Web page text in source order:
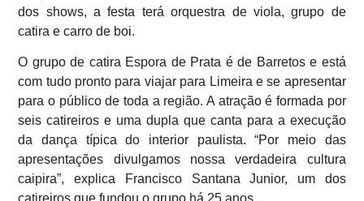
dos shows, a festa terá orquestra de viola, grupo de
catira e carro de boi.
O grupo de catira Espora de Prata é de Barretos e está
com tudo pronto para viajar para Limeira e se apresentar
para o público de toda a região. A atração é formada por
seis catireiros e uma dupla que canta para a execução
da dança típica do interior paulista. “Por meio das
apresentações divulgamos nossa verdadeira cultura
caipira”, explica Francisco Santana Junior, um dos